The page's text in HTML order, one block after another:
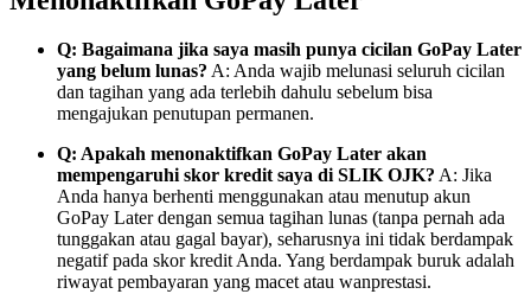
Q: Bagaimana jika saya masih punya cicilan GoPay Later
yang belum lunas? A: Anda wajib melunasi seluruh cicilan
dan tagihan yang ada terlebih dahulu sebelum bisa
mengajukan penutupan permanen.
Q: Apakah menonaktifkan GoPay Later akan
mempengaruhi skor kredit saya di SLIK OJK? A: Jika
Anda hanya berhenti menggunakan atau menutup akun
GoPay Later dengan semua tagihan lunas (tanpa pernah ada
tunggakan atau gagal bayar), seharusnya ini tidak berdampak
negatif pada skor kredit Anda. Yang berdampak buruk adalah
riwayat pembayaran yang macet atau wanprestasi.